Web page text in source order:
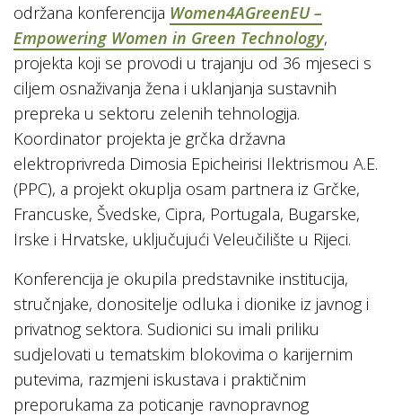
održana konferencija Women4AGreenEU –
Empowering Women in Green Technology,
projekta koji se provodi u trajanju od 36 mjeseci s
ciljem osnaživanja žena i uklanjanja sustavnih
prepreka u sektoru zelenih tehnologija.
Koordinator projekta je grčka državna
elektroprivreda Dimosia Epicheirisi Ilektrismou A.E.
(PPC), a projekt okuplja osam partnera iz Grčke,
Francuske, Švedske, Cipra, Portugala, Bugarske,
Irske i Hrvatske, uključujući Veleučilište u Rijeci.
Konferencija je okupila predstavnike institucija,
stručnjake, donositelje odluka i dionike iz javnog i
privatnog sektora. Sudionici su imali priliku
sudjelovati u tematskim blokovima o karijernim
putevima, razmjeni iskustava i praktičnim
preporukama za poticanje ravnopravnog